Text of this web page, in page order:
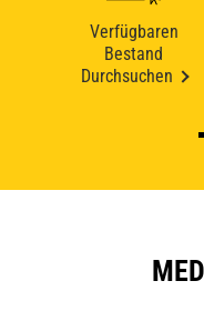
Verfügbaren
Bestand
Durchsuchen